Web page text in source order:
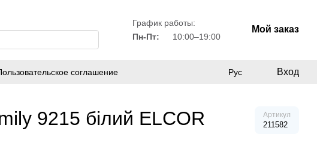
График работы:
Пн-Пт:
10:00–19:00
Мой заказ
соглашение Рус Вход
9215 білий ELCOR Артикул
211582